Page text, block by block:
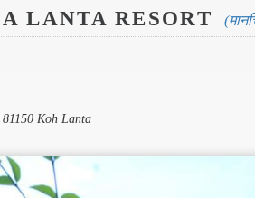
LANTA RESORT
Koh Lanta